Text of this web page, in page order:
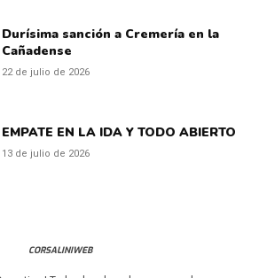
Durísima sanción a Cremería en la
Cañadense
22 de julio de 2026
EMPATE EN LA IDA Y TODO ABIERTO
13 de julio de 2026
CORSALINIWEB